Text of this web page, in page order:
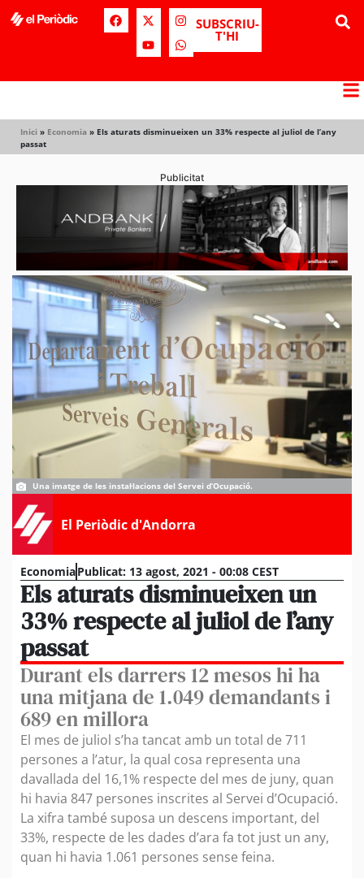
SUBSCRIU-
T'HI
Inici » Economia » Els aturats disminueixen un 33% respecte al juliol de l’any
passat
Publicitat
Una imatge de les instal·lacions del Servei d’Ocupació.
El Periòdic d'Andorra
EconomiaPublicat: 13 agost, 2021 - 00:08 CEST
Els aturats disminueixen un
33% respecte al juliol de l’any
passat
Durant els darrers 12 mesos hi ha
una mitjana de 1.049 demandants i
689 en millora
El mes de juliol s’ha tancat amb un total de 711
persones a l’atur, la qual cosa representa una
davallada del 16,1% respecte del mes de juny, quan
hi havia 847 persones inscrites al Servei d’Ocupació.
La xifra també suposa un descens important, del
33%, respecte de les dades d’ara fa tot just un any,
quan hi havia 1.061 persones sense feina.